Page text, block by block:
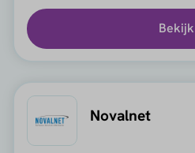
Bekijk
Novalnet